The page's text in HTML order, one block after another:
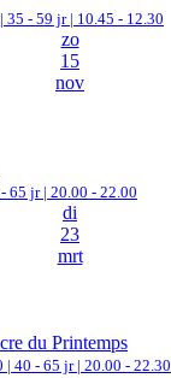
35 - 59 jr | 10.45 - 12.30
zo
15
nov
65 jr | 20.00 - 22.00
di
23
mrt
du Printemps
| 40 - 65 jr | 20.00 - 22.30